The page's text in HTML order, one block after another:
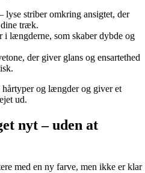
lyse striber omkring ansigtet, der
træk.
i længderne, som skaber dybde og
der giver glans og ensartethed
og længder og giver et
ud.
nyt – uden at
med en ny farve, men ikke er klar